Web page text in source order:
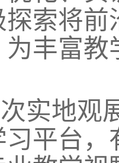
探索将前
为丰富教
实地观
习平台，